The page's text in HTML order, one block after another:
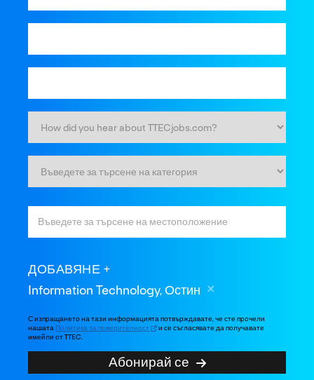
ДОБАВЯНЕ
Information Technology, Остин
С изпращането на тази информацията потвърждавате, че сте прочели
нашата Политика за поверителност
и се съгласявате да получавате
имейли от TTEC.
Абонирай се